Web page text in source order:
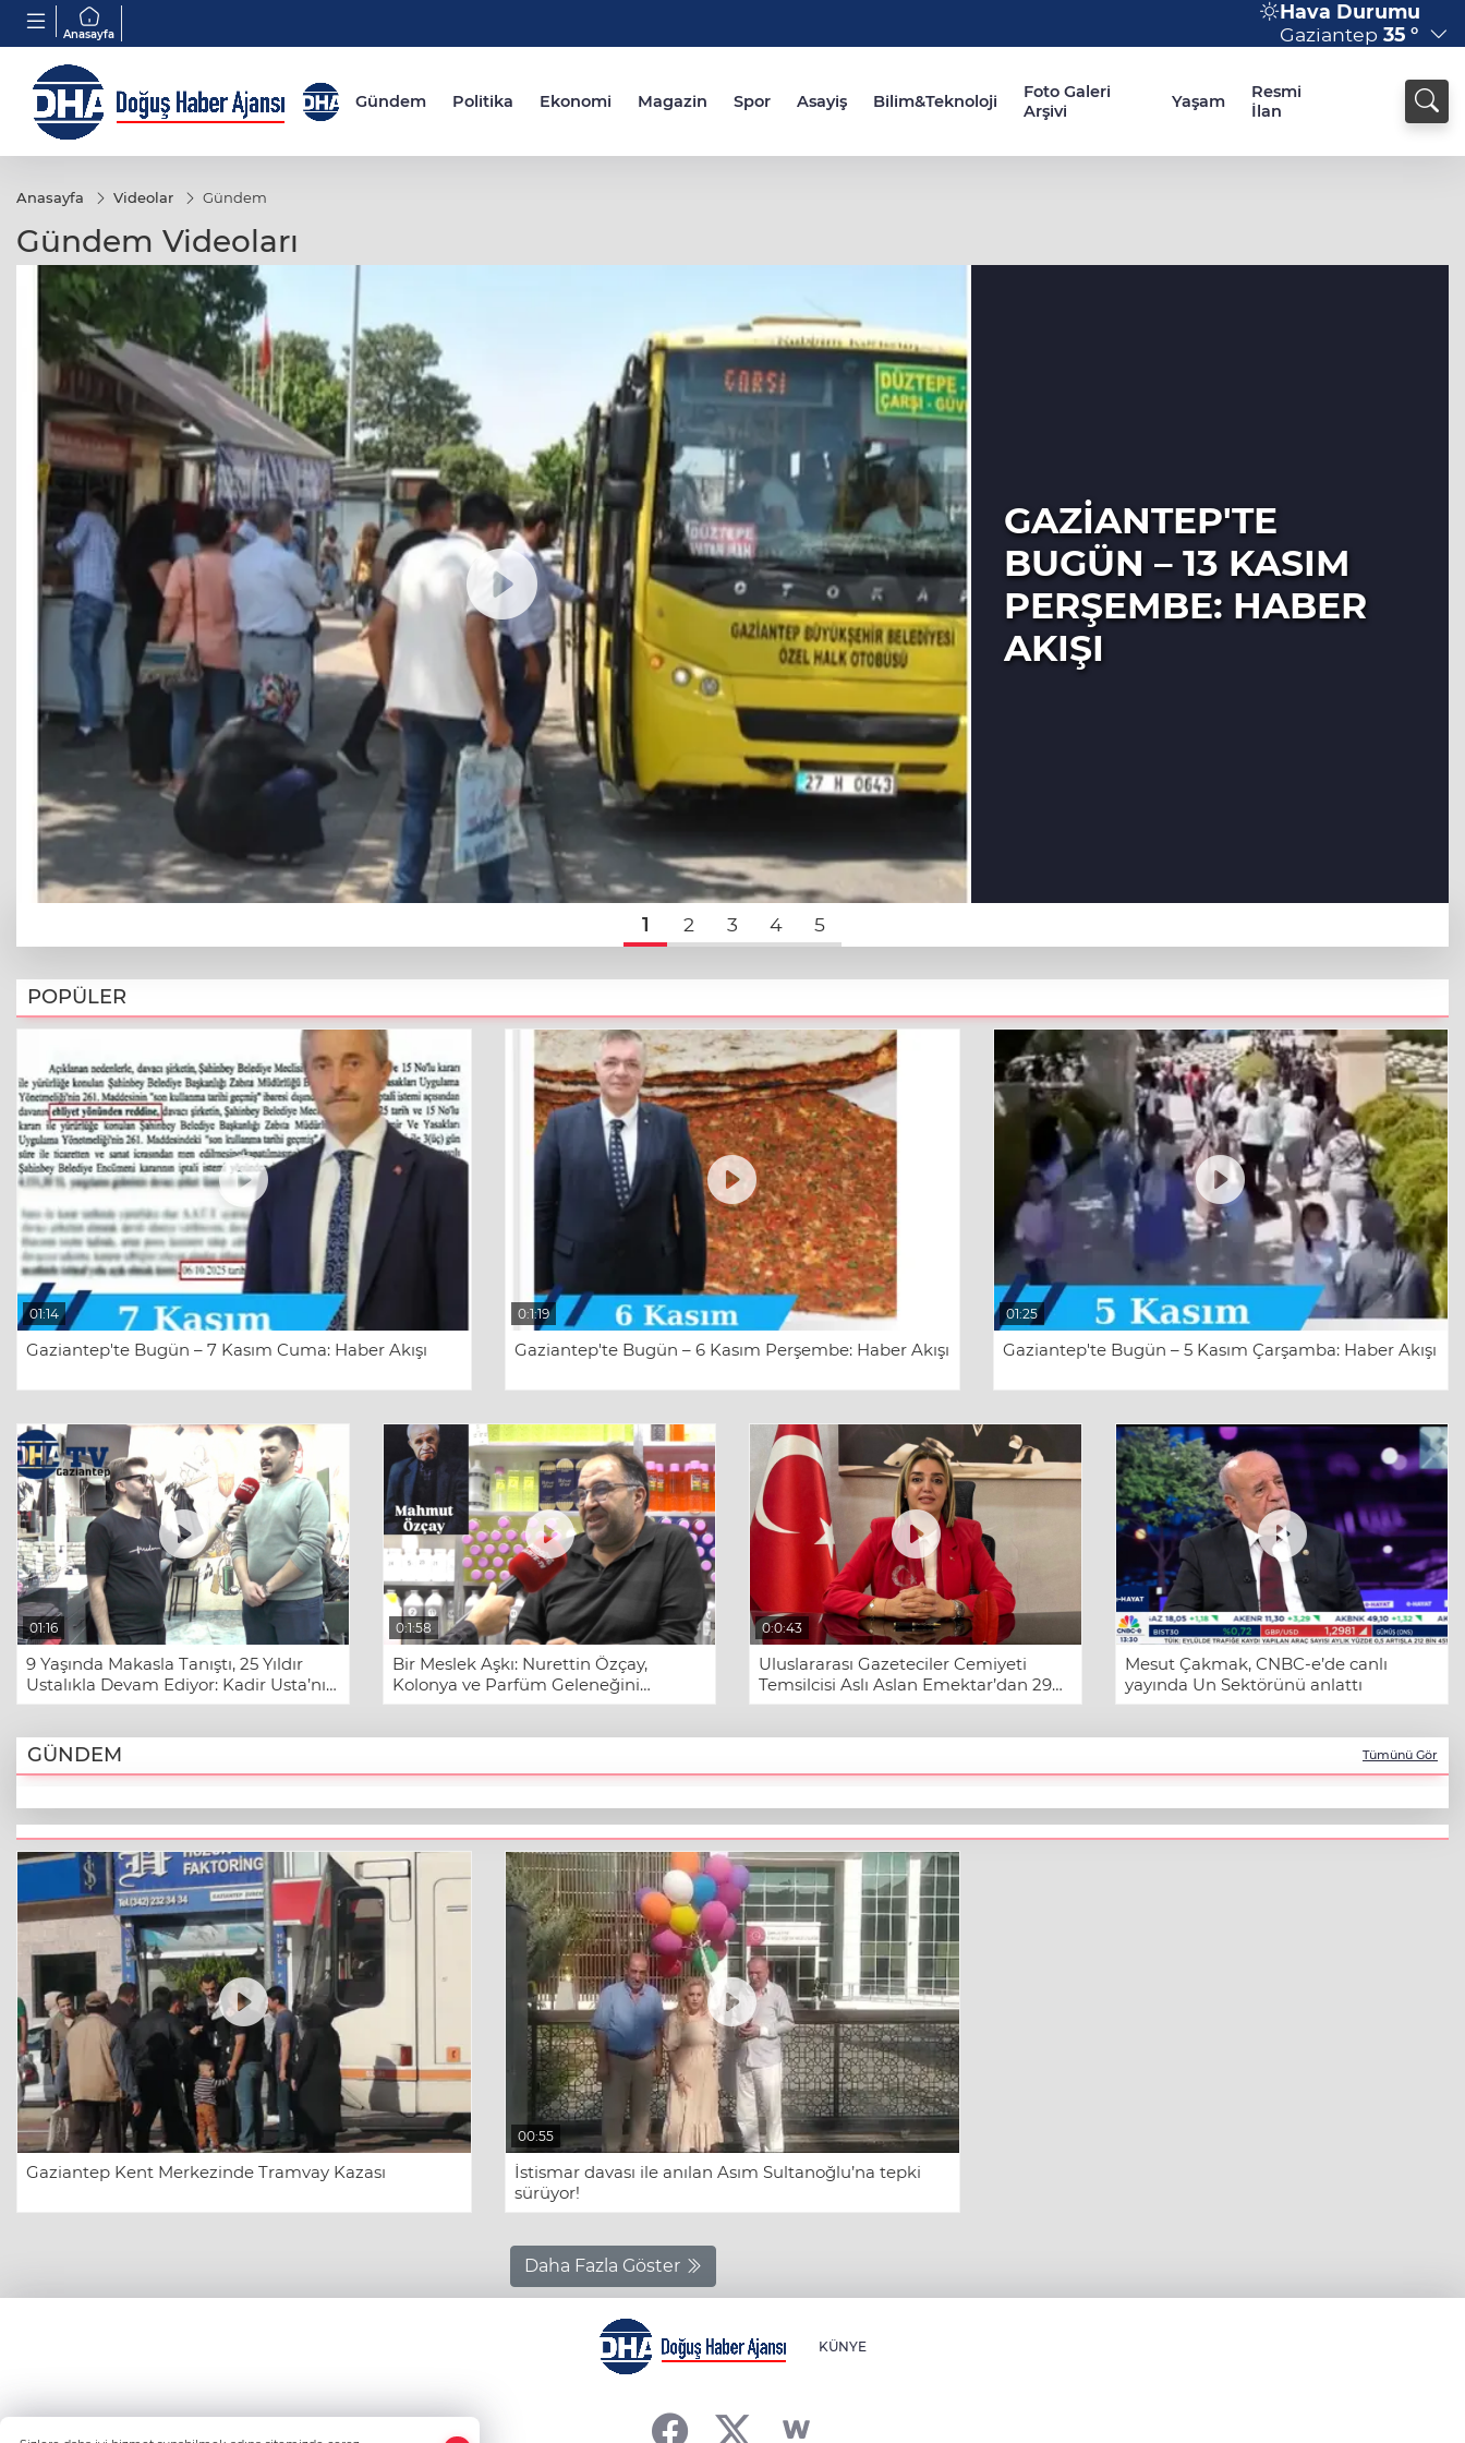
Anasayfa
Hava Durumu
Gaziantep 35 °
Gündem Politika Ekonomi Magazin Spor Asayiş Bilim&Teknoloji
Foto Galeri
Arşivi
Yaşam
Resmi
İlan
Anasayfa Videolar Gündem
Gündem Videoları
GAZIANTEP'TE
BUGÜN – 13 KASIM
PERŞEMBE: HABER
AKIŞI
1 2 3 4 5
POPÜLER
01:14
Gaziantep'te Bugün – 7 Kasım Cuma: Haber Akışı
0:1:19
Gaziantep'te Bugün – 6 Kasım Perşembe: Haber Akışı
01:25
Gaziantep'te Bugün – 5 Kasım Çarşamba: Haber Akışı
01:16
9 Yaşında Makasla Tanıştı, 25 Yıldır
Ustalıkla Devam Ediyor: Kadir Usta’nın
Berberlik Hikayesi
0:1:58
Bir Meslek Aşkı: Nurettin Özçay,
Kolonya ve Parfüm Geleneğini
Kuşaktan Kuşağa Yaşatıyor
0:0:43
Uluslararası Gazeteciler Cemiyeti
Temsilcisi Aslı Aslan Emektar’dan 29
Ekim Cumhuriyet Bayramı Mesajı
Mesut Çakmak, CNBC-e’de canlı
yayında Un Sektörünü anlattı
GÜNDEM Tümünü Gör
Gaziantep Kent Merkezinde Tramvay Kazası
00:55
İstismar davası ile anılan Asım Sultanoğlu’na tepki
sürüyor!
Daha Fazla Göster
KÜNYE